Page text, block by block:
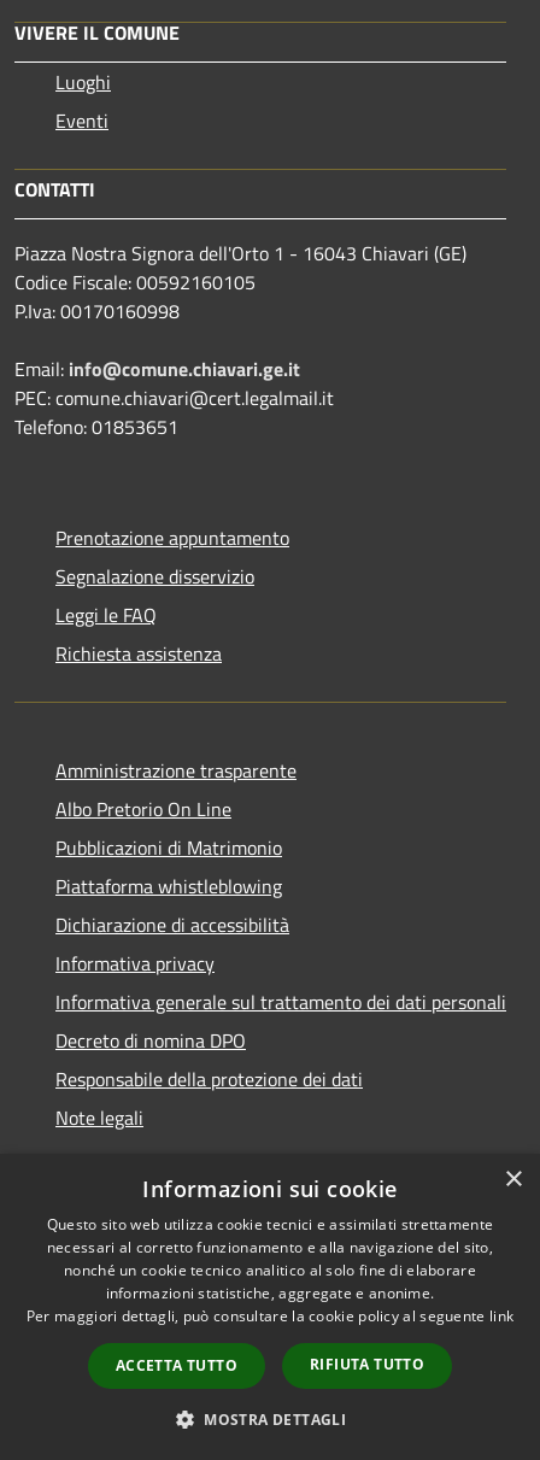
VIVERE IL COMUNE
Luoghi
Eventi
CONTATTI
Piazza Nostra Signora dell'Orto 1 - 16043 Chiavari (GE)
Codice Fiscale: 00592160105
P.Iva: 00170160998
Email: info@comune.chiavari.ge.it
PEC: comune.chiavari@cert.legalmail.it
Telefono: 01853651
Prenotazione appuntamento
Segnalazione disservizio
Leggi le FAQ
Richiesta assistenza
Amministrazione trasparente
Albo Pretorio On Line
Pubblicazioni di Matrimonio
Piattaforma whistleblowing
Dichiarazione di accessibilità
Informativa privacy
Informativa generale sul trattamento dei dati personali
Decreto di nomina DPO
Responsabile della protezione dei dati
Note legali
RSS
Accessibilità
Cookie
Mappa del sito
Piano di miglioramento
© 2021 - 2026 Comune di
Chiavari -Area Riservata
×
Informazioni sui cookie
Questo sito web utilizza cookie tecnici e assimilati strettamente
necessari al corretto funzionamento e alla navigazione del sito,
nonché un cookie tecnico analitico al solo fine di elaborare
informazioni statistiche, aggregate e anonime.
Per maggiori dettagli, può consultare la cookie policy al seguente link
ACCETTA TUTTO RIFIUTA TUTTO
MOSTRA DETTAGLI